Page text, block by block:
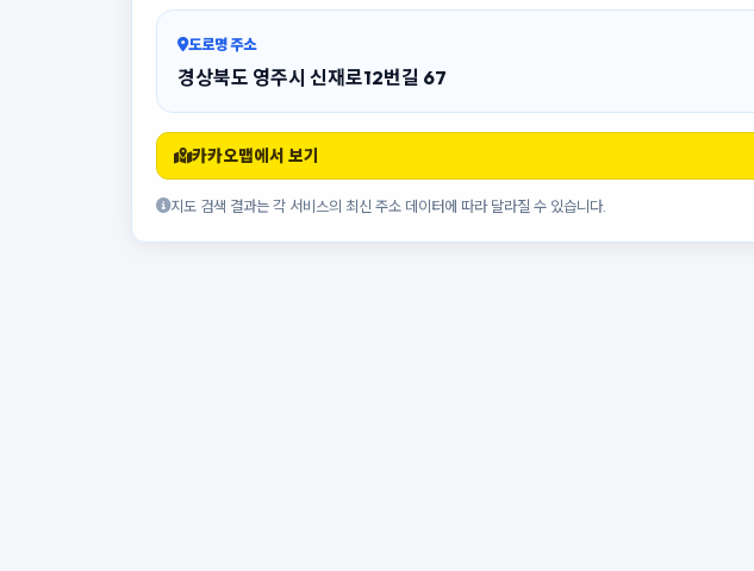
도로명 주소
경상북도 영주시 신재로12번길 67
카카오맵에서 보기
지도 검색 결과는 각 서비스의 최신 주소 데이터에 따라 달라질 수 있습니다.